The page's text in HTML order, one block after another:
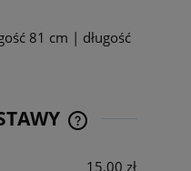
81 cm | długość
CENA NIE
15,00 zł